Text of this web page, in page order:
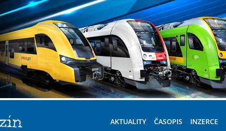
AKTUALITY ČASOPIS INZERCE